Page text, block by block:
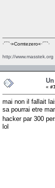
·´¯`·­»Comtezero«­·´¯`·
http://www.masstek.org
«
mai non il fallait
sa pourrai etre
hacker par 300
lol